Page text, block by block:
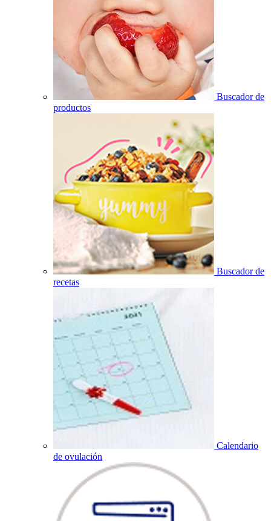
Buscador de
productos
Buscador de
recetas
Calendario
de ovulación